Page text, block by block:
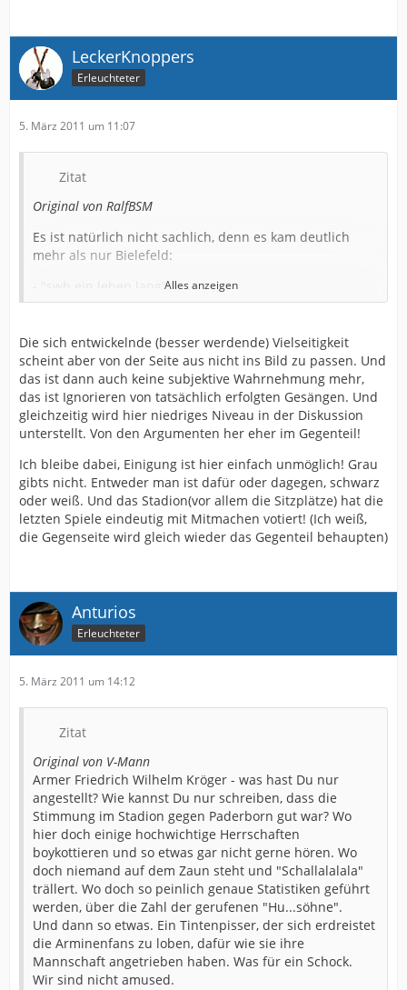
LeckerKnoppers
Erleuchteter
5. März 2011 um 11:07
Zitat
Original von RalfBSM
Es ist natürlich nicht sachlich, denn es kam deutlich
mehr als nur Bielefeld:
- "swb ein leben lang"
- "arminia, wie schön sind deine tore"
- "Voran Arminia Bielefeld..."
- "Arminia -> Bielefeld" (Wechselruf)
Alles Lieder die ich gegen Paderbums vernommen und
mitgesungen hab. Das eine war mal mehr, das andere
weniger Laut. Es gab auch Phasen, da kam garnix.
Aber zu behaupten ausser "Bielefeld Bielefeld" kam nix
ist einfach unwahr und ist polemisch.
Aber auf Quantität kommt es auch nicht unbedingt an.
Was nützen mir zum Beispiel 6 gemurmelte Lieder, die
nur im Umkreis von 20 Meter zu hören sind. Aber diese
sachliche Argumentationsebene wird leider von den
war und was besser hätte sein können!
Und das nervt mich hier so langsam. Das BEIDE (ich
betone BEIDE) Seiten hier immer wieder anfangen
dreschen und die sachliche Argumentationseben
verlassen. SO wird das hier nie was mit der Einigkeit!
Alles anzeigen
Die sich entwickelnde (besser werdende) Vielseitigkeit
scheint aber von der Seite aus nicht ins Bild zu passen. Und
das ist dann auch keine subjektive Wahrnehmung mehr,
das ist Ignorieren von tatsächlich erfolgten Gesängen. Und
gleichzeitig wird hier niedriges Niveau in der Diskussion
unterstellt. Von den Argumenten her eher im Gegenteil!
Ich bleibe dabei, Einigung ist hier einfach unmöglich! Grau
gibts nicht. Entweder man ist dafür oder dagegen, schwarz
oder weiß. Und das Stadion(vor allem die Sitzplätze) hat die
letzten Spiele eindeutig mit Mitmachen votiert! (Ich weiß,
die Gegenseite wird gleich wieder das Gegenteil behaupten)
Anturios
Erleuchteter
5. März 2011 um 14:12
Zitat
Original von V-Mann
Armer Friedrich Wilhelm Kröger - was hast Du nur
angestellt? Wie kannst Du nur schreiben, dass die
Stimmung im Stadion gegen Paderborn gut war? Wo
hier doch einige hochwichtige Herrschaften
boykottieren und so etwas gar nicht gerne hören. Wo
doch niemand auf dem Zaun steht und "Schallalalala"
trällert. Wo doch so peinlich genaue Statistiken geführt
werden, über die Zahl der gerufenen "Hu...söhne".
Und dann so etwas. Ein Tintenpisser, der sich erdreistet
die Arminenfans zu loben, dafür wie sie ihre
Mannschaft angetrieben haben. Was für ein Schock.
Wir sind nicht amused.